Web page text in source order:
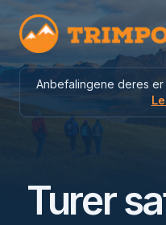
Trimpoeng
Anbefalingene deres
Turer